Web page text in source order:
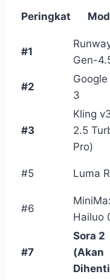
Peringkat
#1
Gen-
#2
3
#3
Kling
2.5
Pro)
#5 Luma
#6
Hailuo
#7
Sora 2
(Akan